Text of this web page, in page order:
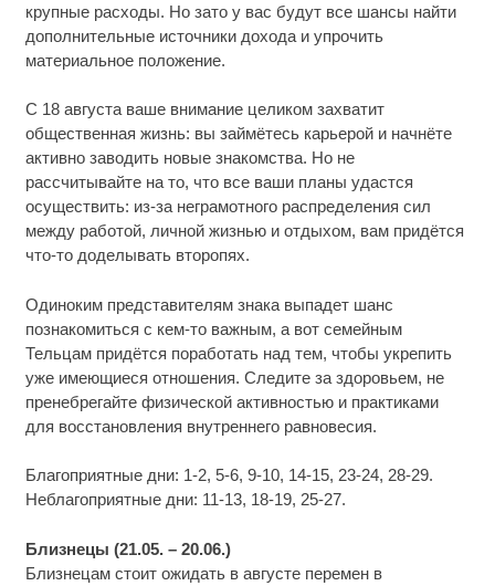
крупные расходы. Но зато у вас будут все шансы найти
дополнительные источники дохода и упрочить
материальное положение.
С 18 августа ваше внимание целиком захватит
общественная жизнь: вы займётесь карьерой и начнёте
активно заводить новые знакомства. Но не
рассчитывайте на то, что все ваши планы удастся
осуществить: из-за неграмотного распределения сил
между работой, личной жизнью и отдыхом, вам придётся
что-то доделывать второпях.
Одиноким представителям знака выпадет шанс
познакомиться с кем-то важным, а вот семейным
Тельцам придётся поработать над тем, чтобы укрепить
уже имеющиеся отношения. Следите за здоровьем, не
пренебрегайте физической активностью и практиками
для восстановления внутреннего равновесия.
Благоприятные дни: 1-2, 5-6, 9-10, 14-15, 23-24, 28-29.
Неблагоприятные дни: 11-13, 18-19, 25-27.
Близнецы (21.05. – 20.06.)
Близнецам стоит ожидать в августе перемен в